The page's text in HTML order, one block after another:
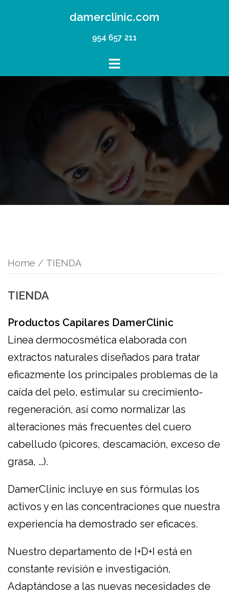
damerclinic.com
954 657 211
Home / TIENDA
TIENDA
Productos Capilares DamerClinic
Línea dermocosmética elaborada con
extractos naturales diseñados para tratar
eficazmente los principales problemas de la
caída del pelo, estimular su crecimiento-
regeneración, así como normalizar las
alteraciones más frecuentes del cuero
cabelludo (picores, descamación, exceso de
grasa, …).
DamerClinic incluye en sus fórmulas los
activos y en las concentraciones que nuestra
experiencia ha demostrado ser eficaces.
Nuestro departamento de I+D+I está en
constante revisión e investigación,
Adaptándose a las nuevas necesidades de